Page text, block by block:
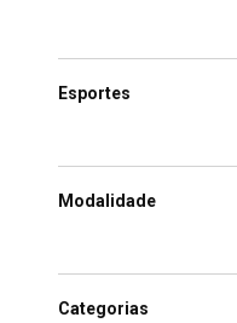
Esportes
Modalidade
Categorias